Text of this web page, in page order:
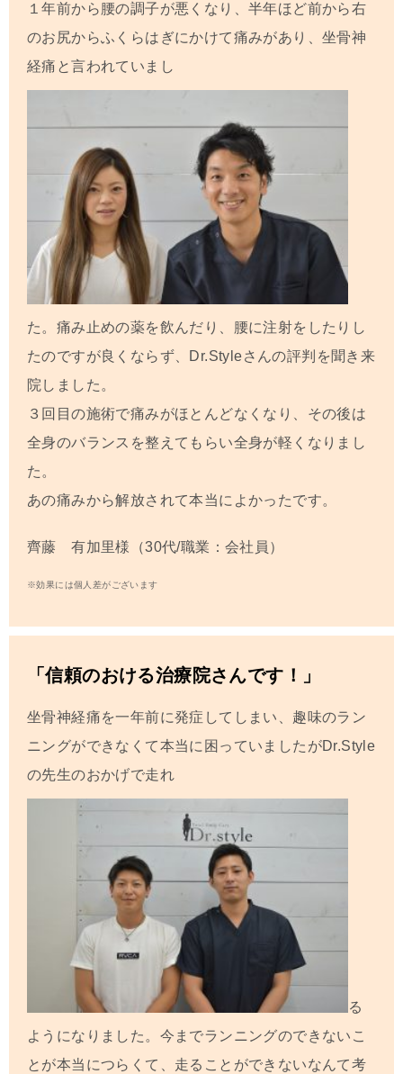
１年前から腰の調子が悪くなり、半年ほど前から右
のお尻からふくらはぎにかけて痛みがあり、坐骨神
経痛と言われていまし
た。 痛み止めの薬を飲んだり、腰に注射をしたりし
たのですが良くならず、Dr.Styleさんの評判を聞き来
院しました。
３回目の施術で痛みがほとんどなくなり、その後は
全身のバランスを整えてもらい全身が軽くなりまし
た。
あの痛みから解放されて本当によかったです。
齊藤 有加里様（30代/職業：会社員）
※効果には個人差がございます
「信頼のおける治療院さんです！」
坐骨神経痛を一年前に発症してしまい、趣味のラン
ニングができなくて本当に困っていましたがDr.Style
の先生のおかげで走れ
る
ようになりました。 今までランニングのできないこ
とが本当につらくて、走ることができないなんて考